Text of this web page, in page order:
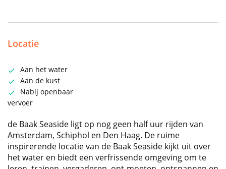
Locatie
Aan het water
Aan de kust
Nabij openbaar
vervoer
de Baak Seaside ligt op nog geen half uur rijden van
Amsterdam, Schiphol en Den Haag. De ruime
inspirerende locatie van de Baak Seaside kijkt uit over
het water en biedt een verfrissende omgeving om te